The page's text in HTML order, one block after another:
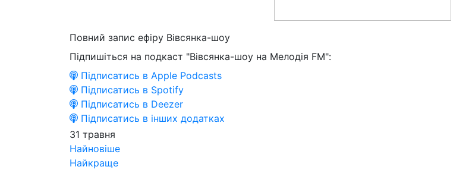
Повний запис ефіру Вівсянка-шоу
Підпишіться на подкаст "Вівсянка-шоу на Мелодія FM":
Підписатись в Apple Podcasts
Підписатись в Spotify
Підписатись в Deezer
Підписатись в інших додатках
31 травня
Найновіше
Найкраще